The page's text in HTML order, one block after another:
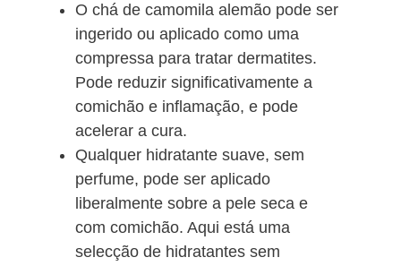
O chá de camomila alemão pode ser
ingerido ou aplicado como uma
compressa para tratar dermatites.
Pode reduzir significativamente a
comichão e inflamação, e pode
acelerar a cura.
Qualquer hidratante suave, sem
perfume, pode ser aplicado
liberalmente sobre a pele seca e
com comichão. Aqui está uma
selecção de hidratantes sem